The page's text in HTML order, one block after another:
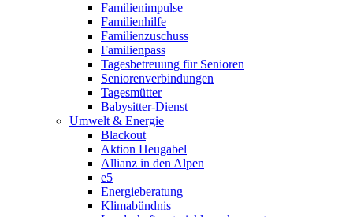
Familienimpulse
Familienhilfe
Familienzuschuss
Familienpass
Tagesbetreuung für Senioren
Seniorenverbindungen
Tagesmütter
Babysitter-Dienst
Umwelt & Energie
Blackout
Aktion Heugabel
Allianz in den Alpen
e5
Energieberatung
Klimabündnis